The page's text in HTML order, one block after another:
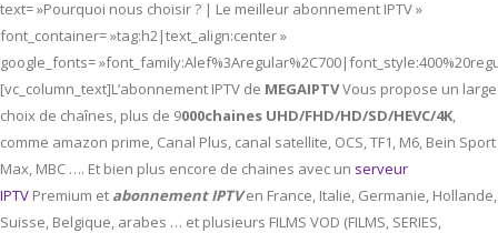
text= »Pourquoi nous choisir ? | Le meilleur abonnement IPTV »
font_container= »tag:h2|text_align:center »
google_fonts=
[vc_column_text]L’abonnement IPTV de MEGAIPTVVous propose un large
choix de chaînes, plus de 9000chaines UHD/FHD/HD/SD/HEVC/4K,
comme amazon prime, Canal Plus, canal satellite, OCS, TF1, M6, Bein Sport
Max, MBC …. Et bien plus encore de chaines avec un serveur
IPTV Premium et abonnement IPTVen France, Italie, Germanie, Hollande,
Suisse, Belgique, arabes … et plusieurs FILMS VOD (FILMS, SERIES,